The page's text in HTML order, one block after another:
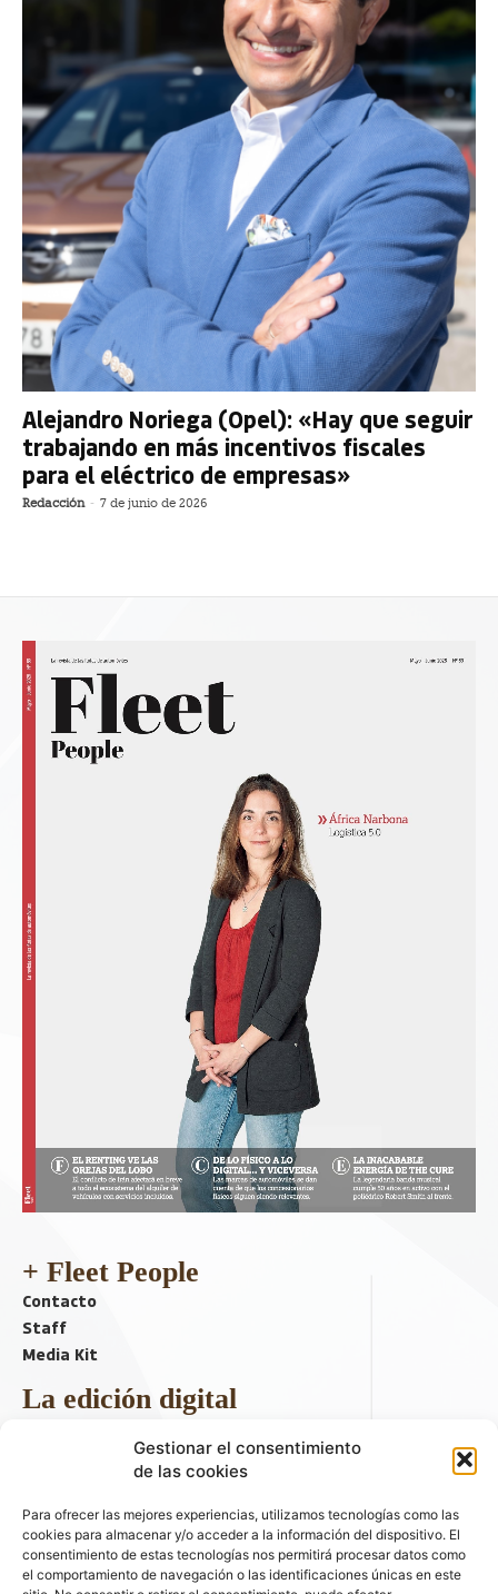
Gestionar el consentimiento
de las cookies
Para ofrecer las mejores experiencias, utilizamos tecnologías como las
cookies para almacenar y/o acceder a la información del dispositivo. El
consentimiento de estas tecnologías nos permitirá procesar datos como
el comportamiento de navegación o las identificaciones únicas en este
Alejandro Noriega (Opel): «Hay que seguir
trabajando en más incentivos fiscales
para el eléctrico de empresas»
Redacción - 7 de junio de 2026
+ Fleet People
Contacto
Staff
Media Kit
La edición digital
Descargar último ejemplar
ir a hemeroteca
+ Contenido en redes sociales